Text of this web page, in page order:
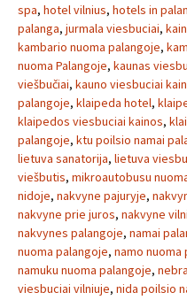
spa, hotel vilnius, hotels in
palanga, jurmala viesbuciai,
kambario nuoma palangoje,
nuoma Palangoje, kaunas
viešbučiai, kauno viesbuciai
palangoje, klaipeda hotel,
klaipedos viesbuciai kainos,
palangoje, ktu poilsio namai
lietuva sanatorija, lietuva
viešbutis, mikroautobusu
nidoje, nakvyne pajuryje,
nakvyne prie juros, nakvyne
nakvynes palangoje, namai
nuoma palangoje, namo nuoma
namuku nuoma palangoje,
viesbuciai vilniuje, nida poilsio